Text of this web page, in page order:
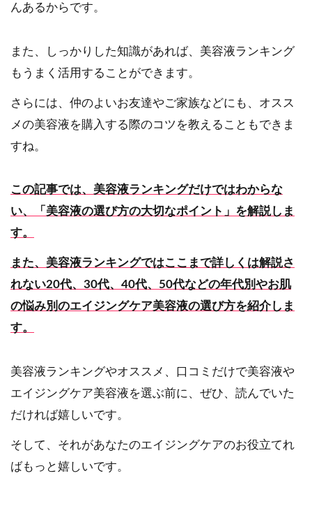
んあるからです。
また、しっかりした知識があれば、美容液ランキング
もうまく活用することができます。
さらには、仲のよいお友達やご家族などにも、オスス
メの美容液を購入する際のコツを教えることもできま
すね。
この記事では、美容液ランキングだけではわからな
い、「美容液の選び方の大切なポイント」を解説しま
す。
また、美容液ランキングではここまで詳しくは解説さ
れない20代、30代、40代、50代などの年代別やお肌
の悩み別のエイジングケア美容液の選び方を紹介しま
す。
美容液ランキングやオススメ、口コミだけで美容液や
エイジングケア美容液を選ぶ前に、ぜひ、読んでいた
だければ嬉しいです。
そして、それがあなたのエイジングケアのお役立てれ
ばもっと嬉しいです。